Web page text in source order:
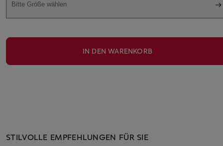
Bitte Größe wählen
IN DEN WARENKORB
STILVOLLE EMPFEHLUNGEN FÜR SIE